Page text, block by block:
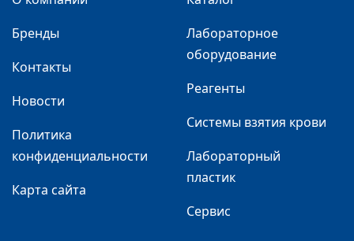
Бренды
Контакты
Новости
Политика
конфиденциальности
Карта сайта
Лабораторное
оборудование
Реагенты
Системы взятия крови
Лабораторный
пластик
Сервис